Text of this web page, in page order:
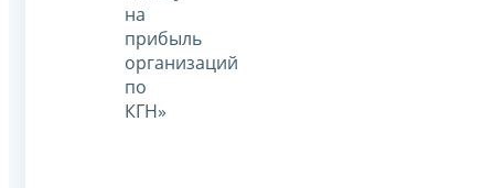
на
прибыль
организаций
по
КГН»